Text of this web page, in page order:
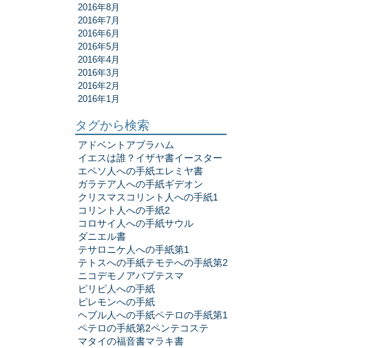
2016年8月
2016年7月
2016年6月
2016年5月
2016年4月
2016年3月
2016年2月
2016年1月
タグから検索
アドベント アブラハム
イエスは誰？ イザヤ書イースター
エペソ人への手紙エレミヤ書
ガラテア人への手紙ギデオン
クリスマス コリント人への手紙1
コリント人への手紙2
コロサイ人への手紙サウル
ダニエル書
テサロニケ人への手紙第1
テトスへの手紙テモテへの手紙第2
ニコデモ ノアバプテスマ
ピリピ人への手紙
ピレモンへの手紙
ヘブル人への手紙ペテロの手紙第1
ペテロの手紙第2ペンテコステ
マタイの福音書マラキ書